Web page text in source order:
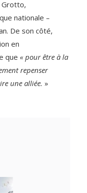
Grotto,
nationale –
De son côté,
en
que « pour être à la
repenser
une alliée. »